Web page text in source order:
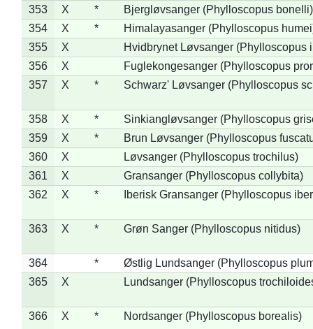
353
X *
Bjergløvsanger (Phylloscopus bonelli)
354
X *
Himalayasanger (Phylloscopus
355
X
Hvidbrynet Løvsanger (Phylloscopus
356
X
Fuglekongesanger (Phylloscopus
357
X * Schwarz' Løvsanger (Phylloscopus
358 X *
Sinkiangløvsanger (Phylloscopus
359
X *
Brun Løvsanger (Phylloscopus
360
X
Løvsanger (Phylloscopus trochilus)
361
X
Gransanger (Phylloscopus collybita)
362
X * Iberisk Gransanger (Phylloscopus
363 X * Grøn Sanger (Phylloscopus nitidus)
364 *
Østlig Lundsanger (Phylloscopus
365
X Lundsanger (Phylloscopus
366 X * Nordsanger (Phylloscopus borealis)